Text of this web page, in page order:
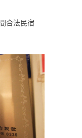
合法民宿